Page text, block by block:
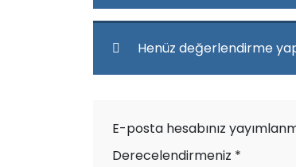
Henüz değerlendirme
E-posta hesabınız
Derecelendirmeniz *